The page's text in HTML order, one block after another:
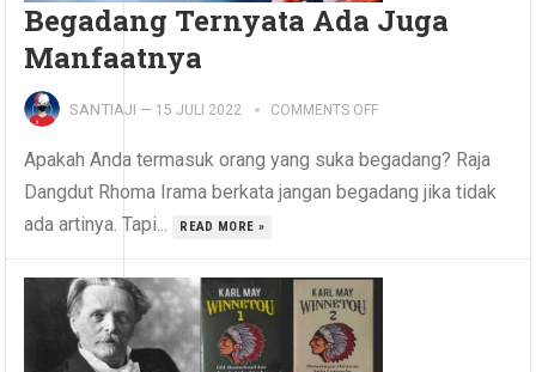
Begadang Ternyata Ada Juga
Manfaatnya
SANTIAJI — 15 JULI 2022 COMMENTS OFF
Apakah Anda termasuk orang yang suka begadang? Raja
Dangdut Rhoma Irama berkata jangan begadang jika tidak
ada artinya. Tapi...
READ MORE »